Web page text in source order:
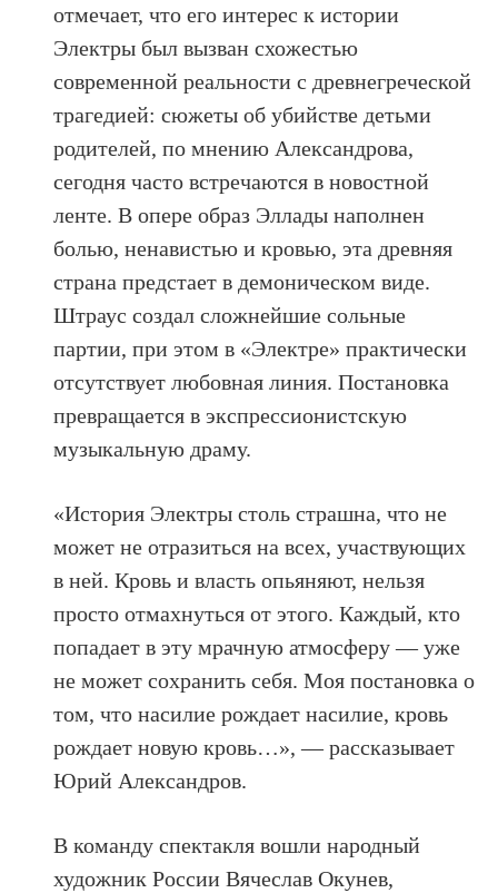
отмечает, что его интерес к истории
Электры был вызван схожестью
современной реальности с древнегреческой
трагедией: сюжеты об убийстве детьми
родителей, по мнению Александрова,
сегодня часто встречаются в новостной
ленте. В опере образ Эллады наполнен
болью, ненавистью и кровью, эта древняя
страна предстает в демоническом виде.
Штраус создал сложнейшие сольные
партии, при этом в «Электре» практически
отсутствует любовная линия. Постановка
превращается в экспрессионистскую
музыкальную драму.
«История Электры столь страшна, что не
может не отразиться на всех, участвующих
в ней. Кровь и власть опьяняют, нельзя
просто отмахнуться от этого. Каждый, кто
попадает в эту мрачную атмосферу — уже
не может сохранить себя. Моя постановка о
том, что насилие рождает насилие, кровь
рождает новую кровь…», — рассказывает
Юрий Александров.
В команду спектакля вошли народный
художник России Вячеслав Окунев,